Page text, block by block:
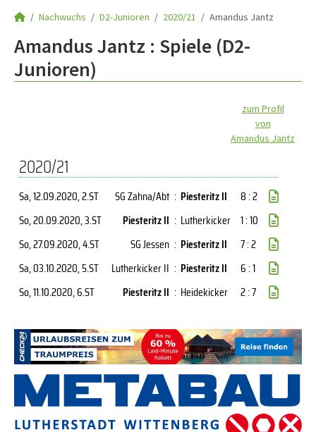
Nachwuchs D2-Junioren 2020/21 Amandus Jantz
Amandus Jantz : Spiele (D2-
Junioren)
zum Profil
von
Amandus Jantz
2020/21
Sa, 12.09.2020, 2.ST SG Zahna/Abt : Piesteritz II
8 : 2
So, 20.09.2020, 3.ST Piesteritz II : Lutherkicker 1 : 10
So, 27.09.2020, 4.ST SG Jessen : Piesteritz II
7 : 2
Sa, 03.10.2020, 5.ST Lutherkicker II : Piesteritz II
6 : 1
So, 11.10.2020, 6.ST Piesteritz II : Heidekicker 2 : 7